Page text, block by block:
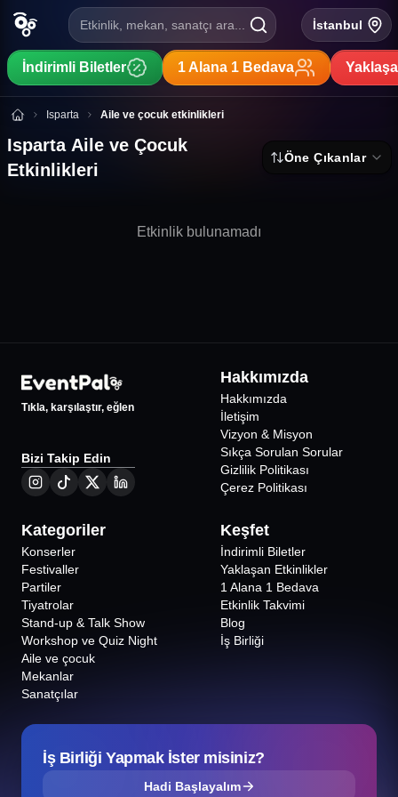
Etkinlik, mekan, sanatçı ara... İstanbul
İndirimli Biletler 1 Alana 1 Bedava
Isparta Aile ve Çocuk Etkinlikleri
Isparta Aile ve çocuk etkinlikleri
Isparta Aile ve Çocuk
Etkinlikleri
Öne Çıkanlar
Etkinlik bulunamadı
Tıkla, karşılaştır, eğlen
Bizi Takip Edin
Hakkımızda
Hakkımızda
İletişim
Vizyon & Misyon
Sıkça Sorulan Sorular
Gizlilik Politikası
Çerez Politikası
Kategoriler
Konserler
Festivaller
Partiler
Tiyatrolar
Stand-up & Talk Show
Workshop ve Quiz Night
Aile ve çocuk
Mekanlar
Sanatçılar
Keşfet
İndirimli Biletler
Yaklaşan Etkinlikler
1 Alana 1 Bedava
Etkinlik Takvimi
Blog
İş Birliği
İş Birliği Yapmak İster misiniz?
Hadi Başlayalım